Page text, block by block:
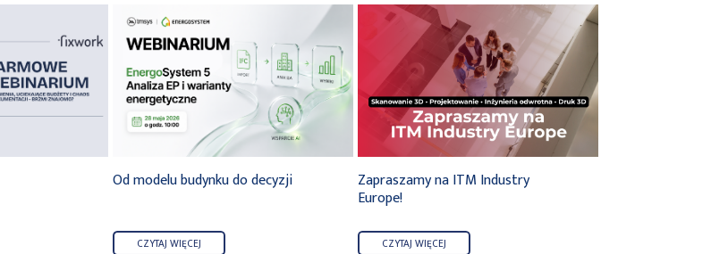
Od modelu budynku do decyzji
CZYTAJ WIĘCEJ
Zapraszamy na ITM Industry
Europe!
CZYTAJ WIĘCEJ